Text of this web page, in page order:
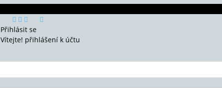
Přihlásit se
Vítejte! přihlášení k účtu